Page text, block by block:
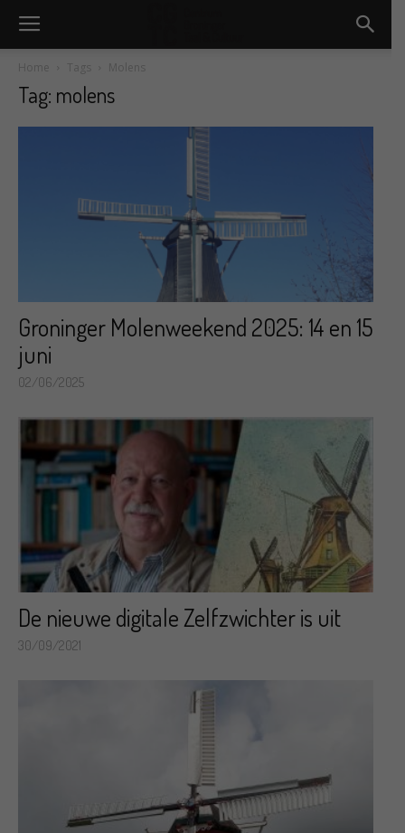
Home Tags Molens
Tag: molens
Groninger Molenweekend 2025: 14 en 15
juni
02/06/2025
De nieuwe digitale Zelfzwichter is uit
30/09/2021